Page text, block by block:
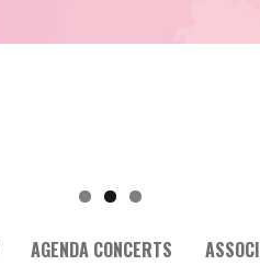
AGENDA CONCERTS